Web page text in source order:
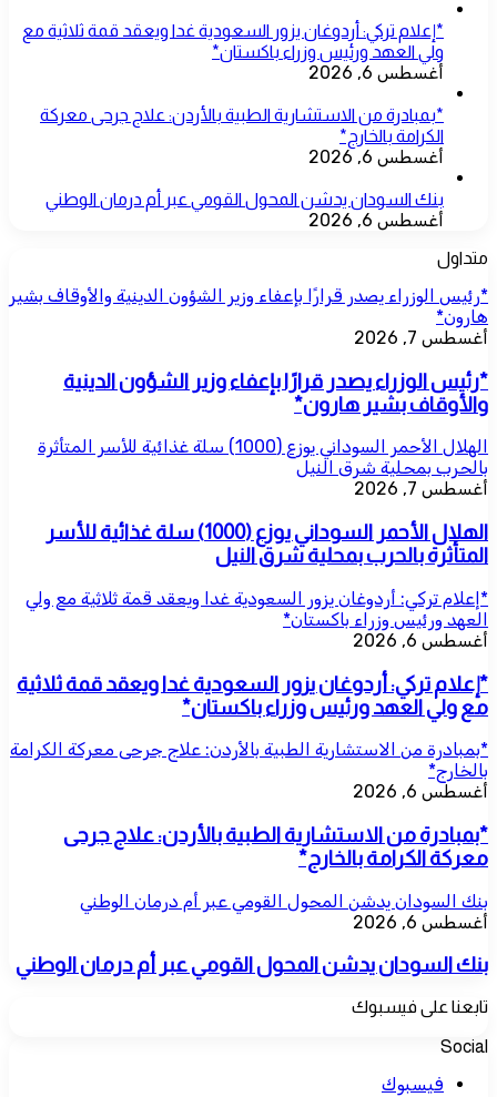
*إعلام تركي: أردوغان يزور السعودية غدا ويعقد قمة ثلاثية مع
ولي العهد ورئيس وزراء باكستان*
أغسطس 6, 2026
*بمبادرة من الاستشارية الطبية بالأردن: علاج جرحى معركة
الكرامة بالخارج*
أغسطس 6, 2026
بنك السودان يدشن المحول القومي عبر أم درمان الوطني
أغسطس 6, 2026
متداول
*رئيس الوزراء يصدر قرارًا بإعفاء وزير الشؤون الدينية والأوقاف بشير
هارون*
أغسطس 7, 2026
*رئيس الوزراء يصدر قرارًا بإعفاء وزير الشؤون الدينية
والأوقاف بشير هارون*
الهلال الأحمر السوداني يوزع (1000) سلة غذائية للأسر المتأثرة
بالحرب بمحلية شرق النيل
أغسطس 7, 2026
الهلال الأحمر السوداني يوزع (1000) سلة غذائية للأسر
المتأثرة بالحرب بمحلية شرق النيل
*إعلام تركي: أردوغان يزور السعودية غدا ويعقد قمة ثلاثية مع ولي
العهد ورئيس وزراء باكستان*
أغسطس 6, 2026
*إعلام تركي: أردوغان يزور السعودية غدا ويعقد قمة ثلاثية
مع ولي العهد ورئيس وزراء باكستان*
*بمبادرة من الاستشارية الطبية بالأردن: علاج جرحى معركة الكرامة
بالخارج*
أغسطس 6, 2026
*بمبادرة من الاستشارية الطبية بالأردن: علاج جرحى
معركة الكرامة بالخارج*
بنك السودان يدشن المحول القومي عبر أم درمان الوطني
أغسطس 6, 2026
بنك السودان يدشن المحول القومي عبر أم درمان الوطني
تابعنا على فيسبوك
Social
فيسبوك